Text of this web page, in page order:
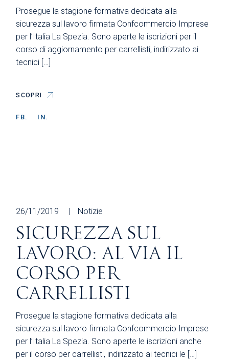
Prosegue la stagione formativa dedicata alla
sicurezza sul lavoro firmata Confcommercio Imprese
per l’Italia La Spezia. Sono aperte le iscrizioni per il
corso di aggiornamento per carrellisti, indirizzato ai
tecnici […]
SCOPRI
FB. IN.
26/11/2019 Notizie
SICUREZZA SUL
LAVORO: AL VIA IL
CORSO PER
CARRELLISTI
Prosegue la stagione formativa dedicata alla
sicurezza sul lavoro firmata Confcommercio Imprese
per l’Italia La Spezia. Sono aperte le iscrizioni anche
per il corso per carrellisti, indirizzato ai tecnici le […]